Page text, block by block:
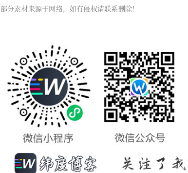
部分素材来源于网络，如有侵权请联系删除！